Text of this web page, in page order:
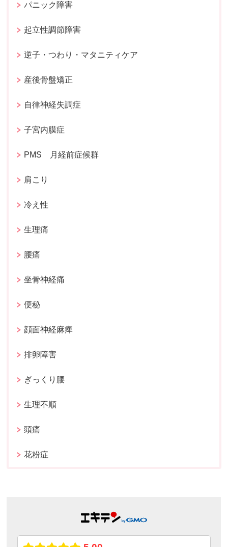
パニック障害
起立性調節障害
逆子・つわり・マタニティケア
産後骨盤矯正
自律神経失調症
子宮内膜症
PMS 月経前症候群
肩こり
冷え性
生理痛
腰痛
坐骨神経痛
便秘
顔面神経麻痺
排卵障害
ぎっくり腰
生理不順
頭痛
花粉症